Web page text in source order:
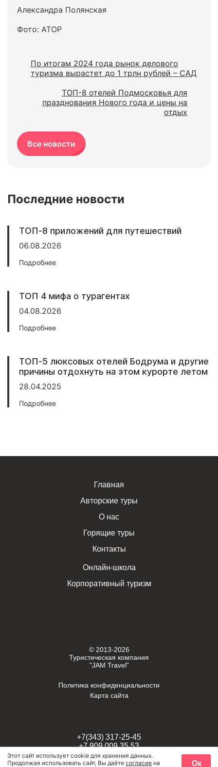
Александра Полянская
Фото: АТОР
По итогам 2024 года рынок делового
туризма вырастет до 1 трлн рублей – САД
ТОП-8 отелей Подмосковья для
празднования Нового года и цены на
отдых
Все новости
Последние новости
ТОП-8 приложений для путешествий
06.08.2026
Подробнее
ТОП 4 мифа о турагентах
04.08.2026
Подробнее
ТОП-5 люксовых отелей Бодрума и другие
причины отдохнуть на этом курорте летом
28.04.2025
Подробнее
© 2013-2026
Туристическая компания
"JAM Travel"
Политика конфиденциальности
Карта сайта
Главная
Авторские туры
О нас
Горящие туры
Контакты
Онлайн-школа
Корпоративный туризм
+7(343) 317-25-45
+7 909 009 35 53
Этот сайт использует cookie для хранения данных.
Продолжая использовать сайт, Вы даёте согласие на
Ок